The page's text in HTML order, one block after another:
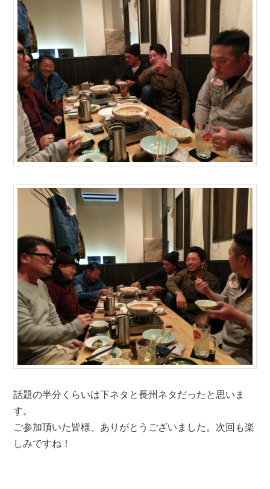
話題の半分くらいは下ネタと長州ネタだったと思いま
す。
ご参加頂いた皆様、ありがとうございました。次回も楽
しみですね！